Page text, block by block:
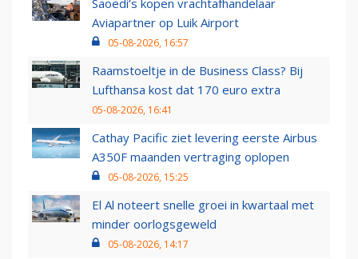
Saoedi’s kopen vrachtafhandelaar
Aviapartner op Luik Airport
05-08-2026, 16:57
Raamstoeltje in de Business Class? Bij
Lufthansa kost dat 170 euro extra
05-08-2026, 16:41
Cathay Pacific ziet levering eerste Airbus
A350F maanden vertraging oplopen
05-08-2026, 15:25
El Al noteert snelle groei in kwartaal met
minder oorlogsgeweld
05-08-2026, 14:17